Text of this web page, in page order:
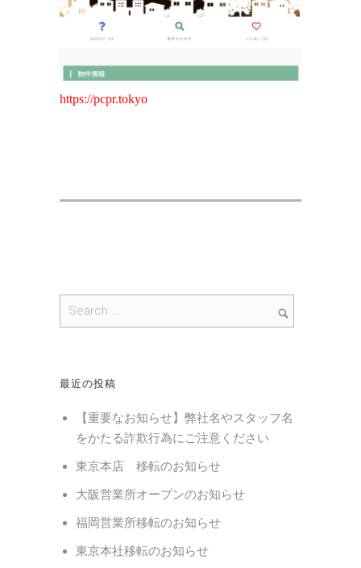
https://pcpr.tokyo
最近の投稿
【重要なお知らせ】弊社名やスタッフ名
をかたる詐欺行為にご注意ください
東京本店 移転のお知らせ
大阪営業所オープンのお知らせ
福岡営業所移転のお知らせ
東京本社移転のお知らせ